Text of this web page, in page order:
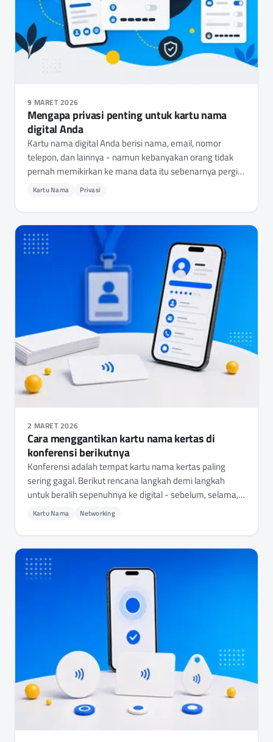
9 MARET 2026
Mengapa privasi penting untuk kartu nama
digital Anda
Kartu nama digital Anda berisi nama, email, nomor
telepon, dan lainnya - namun kebanyakan orang tidak
pernah memikirkan ke mana data itu sebenarnya pergi.
Inilah mengapa privasi seharusnya menjadi kriteria
Kartu Nama Privasi
2 MARET 2026
Cara menggantikan kartu nama kertas di
konferensi berikutnya
Konferensi adalah tempat kartu nama kertas paling
sering gagal. Berikut rencana langkah demi langkah
untuk beralih sepenuhnya ke digital - sebelum, selama,
dan setelah acara berikutnya - sehingga Anda tidak
pernah lagi kelabakan mencari kartu nama.
Kartu Nama Networking